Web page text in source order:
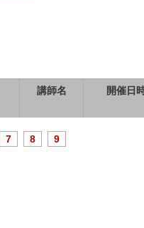
講師名 開催日
7 8 9